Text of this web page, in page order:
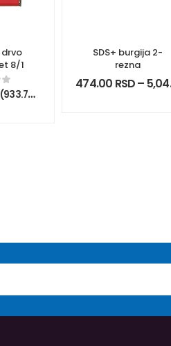
drvo
8/1
(933.75 RSD
SDS+ burgija 2-
rezna
474.00 RSD– 5,047.50